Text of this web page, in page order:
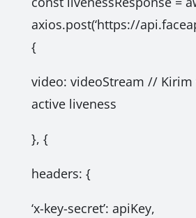
axios.post(‘https://
{
video: videoStream //
active liveness
}, {
headers: {
‘x-key-secret’: apiKey,